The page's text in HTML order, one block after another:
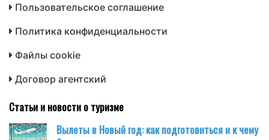
Пользовательское соглашение
Политика конфиденциальности
Файлы cookie
Договор агентский
Статьи и новости о туризме
Вылеты в Новый год: как подготовиться и к чему